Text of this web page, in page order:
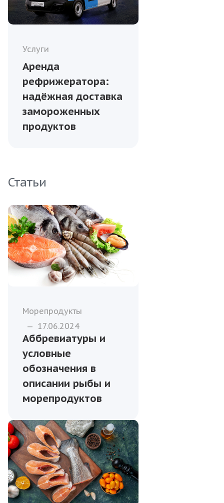
Услуги
Аренда
рефрижератора:
надёжная доставка
замороженных
продуктов
Статьи
Морепродукты
— 17.06.2024
Аббревиатуры и
условные
обозначения в
описании рыбы и
морепродуктов